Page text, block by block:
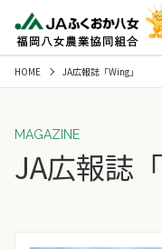
HOME JA広報誌「Wing」
MAGAZINE
JA広報誌